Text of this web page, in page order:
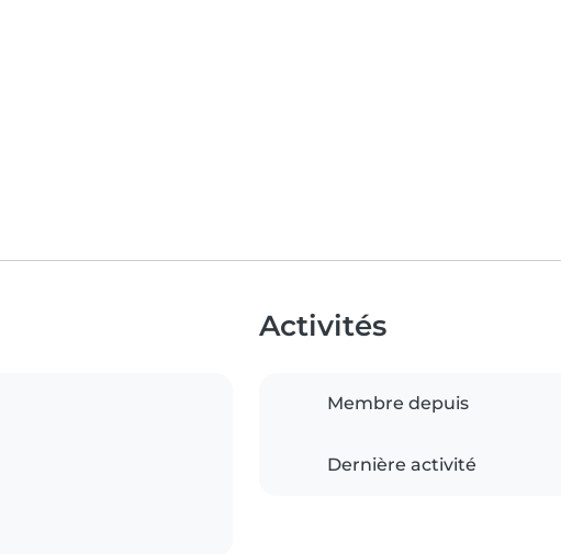
Activités
Membre depuis
Dernière activité